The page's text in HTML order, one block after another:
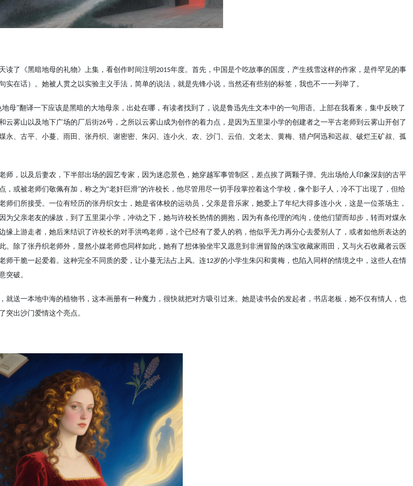
读了《黑暗地母的礼物》上集，看创作时间注明2015年度。首先，中国是个吃故事的国度，产生残雪这样的作家，是件罕见的事
在话）。她被人贯之以实验主义手法，简单的说法，就是先锋小说，当然还有些别的标签，我也不一一列举了。
地母”翻译一下应该是黑暗的大地母亲，出处在哪，有读者找到了，说是鲁迅先生文本中的一句用语。上部在我看来，集中反映了
云雾山以及地下广场的厂后街26号，之所以云雾山成为创作的着力点，是因为五里渠小学的创建者之一平古老师到云雾山开创了
、古平、小蔓、雨田、张丹织、谢密密、朱闪、连小火、农、沙门、云伯、文老太、黄梅、猎户阿迅和迟叔、破烂王矿叔、孤
，以及后妻农，下半部出场的园艺专家，因为迷恋景色，她穿越军事管制区，差点挨了两颗子弹。先出场给人印象深刻的古平
，或被老师们敬佩有加，称之为“老奸巨滑”的许校长，他尽管用尽一切手段掌控着这个学校，像个影子人，冷不丁出现了，但给
们所接受。一位有经历的张丹织女士，她是省体校的运动员，父亲是音乐家，她爱上了年纪大得多连小火，这是一位茶场主，
父亲老友的缘故，到了五里渠小学，冲动之下，她与许校长热情的拥抱，因为有条伦理的鸿沟，使他们望而却步，转而对煤永
上游走者，她后来结识了许校长的对手洪鸣老师，这个已经有了爱人的鸦，他似乎无力再分心去爱别人了，或者如他所表达的
除了张丹织老师外，显然小媒老师也同样如此，她有了想体验坐牢又愿意到非洲冒险的珠宝收藏家雨田，又与火石收藏者云医
师干脆一起爱着。这种完全不同质的爱，让小蔓无法占上风。连12岁的小学生朱闪和黄梅，也陷入同样的情境之中，这些人在情
突破。
送一本地中海的植物书，这本画册有一种魔力，很快就把对方吸引过来。她是读书会的发起者，书店老板，她不仅有情人，也
突出沙门爱情这个亮点。